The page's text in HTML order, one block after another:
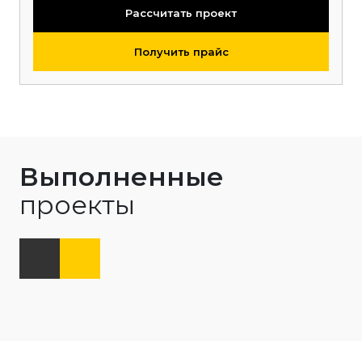
Рассчитать проект
Получить прайс
Выполненные
проекты